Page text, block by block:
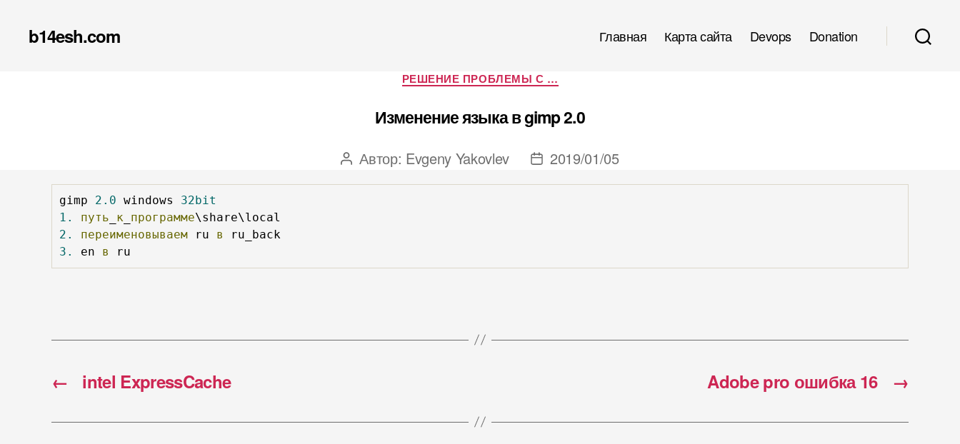
b14esh.com Главная Карта сайта Devops
Donation
Рубрики
РЕШЕНИЕ ПРОБЛЕМЫ С …
Изменение языка в gimp 2.0
Автор
записи
Автор: Evgeny Yakovlev
Дата
записи
2019/01/05
gimp 2.0 windows 32bit
1.
путь к программе
2.
переименовываем ru в
3.
en в ru
← intel ExpressCache →
Adobe pro ошибка 16